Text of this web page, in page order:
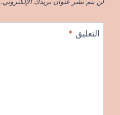
التعليق *